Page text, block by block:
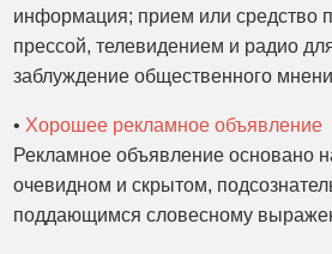
информация; прием или средство
прессой, телевидением и радио
заблуждение общественного
• Хорошее рекламное объявление
Рекламное объявление основано
очевидном и скрытом,
поддающимся словесному